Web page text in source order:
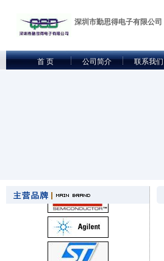
深圳市勤思得电子有限公司
首 页 公司简介 联系我们